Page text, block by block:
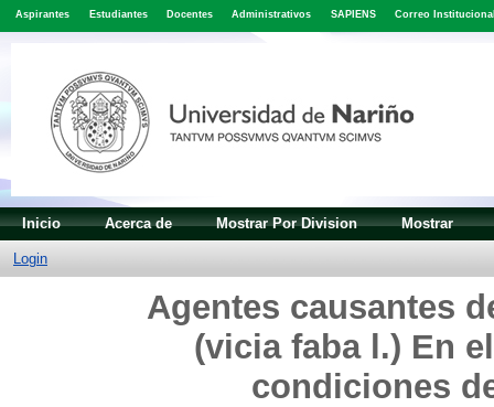
Aspirantes Estudiantes Docentes Administrativos SAPIENS Correo
Inicio Acerca de Mostrar Por Division Mostrar
Login
Agentes causantes
(vicia faba l.) En
condiciones